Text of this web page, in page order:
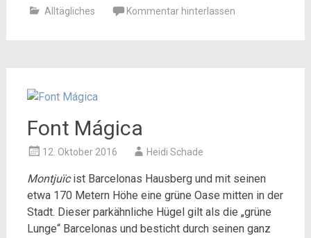
Alltägliches Kommentar hinterlassen
Font Mágica
12. Oktober 2016 Heidi Schade
Montjuïcist Barcelonas Hausberg und mit seinen
etwa 170 Metern Höhe eine grüne Oase mitten in der
Stadt. Dieser parkähnliche Hügel gilt als die „grüne
Lunge“ Barcelonas und besticht durch seinen ganz